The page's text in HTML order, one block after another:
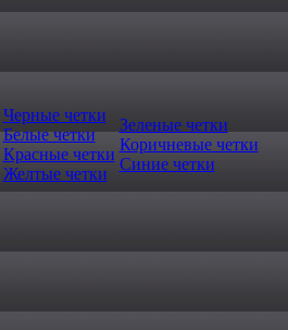
Черные четки
Белые четки
Красные четки
Желтые четки
Зеленые четки
Коричневые четки
Синие четки